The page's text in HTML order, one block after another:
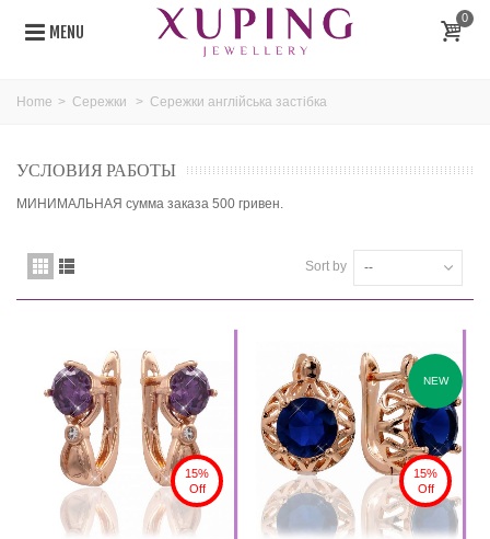
MENU
0
Home > Сережки > Сережки англійська застібка
УСЛОВИЯ РАБОТЫ
МИНИМАЛЬНАЯ сумма заказа 500 гривен.
Sort by --
15%
Off
NEW
15%
Off